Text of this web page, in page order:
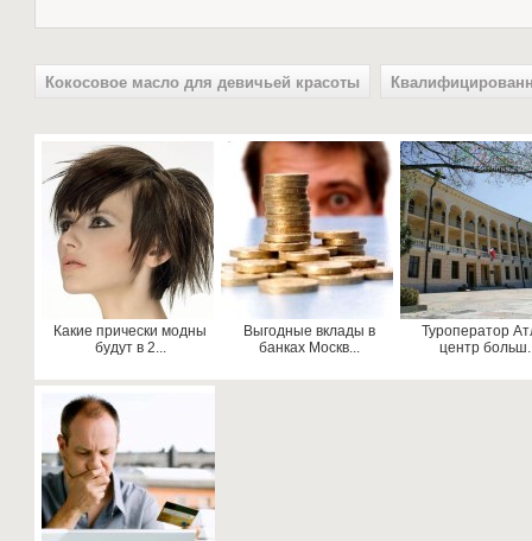
Кокосовое масло для девичьей красоты
Какие прически модны
будут в 2...
Выгодные вклады в
банках Москв...
Туроператор
центр